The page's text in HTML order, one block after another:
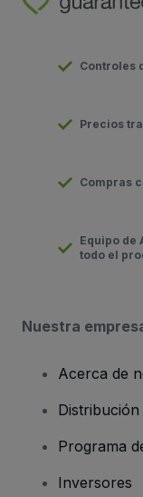
Controles
Precios
Compras
Equipo de
todo el
Nuestra
Acerca de
Distribución
Programa
Inversores